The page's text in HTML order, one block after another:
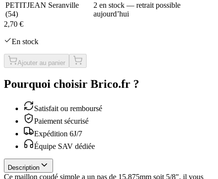
PETITJEAN Seranville
(54)
2 en stock — retrait possible
aujourd’hui
2,70 €
En stock
Ajouter au panier
Pourquoi choisir Brico.fr ?
Satisfait ou remboursé
Paiement sécurisé
Expédition 6J/7
Équipe SAV dédiée
Description
Ce maillon coudé simple a un pas de 15,875mm soit 5/8", il vous